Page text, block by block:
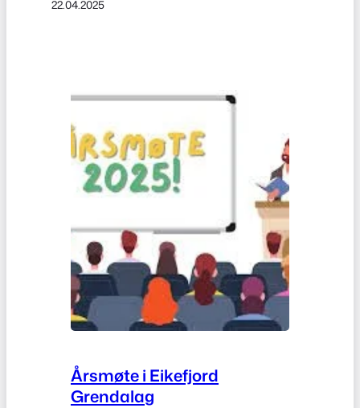
invitasjonen, og meld deg på der du
22.04.2025
Årsmøte i Eikefjord
Grendalag